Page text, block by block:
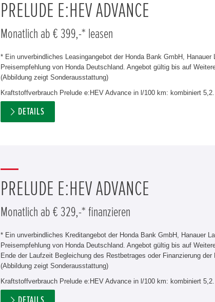
PRELUDE E:HEV ADVANCE
Monatlich ab € 399,-* leasen
* Ein unverbindliches Leasingangebot der Honda Bank GmbH,
Preisempfehlung von Honda Deutschland. Angebot gültig bis auf
(Abbildung zeigt Sonderausstattung)
Kraftstoffverbrauch Prelude e:HEV Advance in l/100 km: kombiniert
DETAILS
PRELUDE E:HEV ADVANCE
Monatlich ab € 329,-* finanzieren
* Ein unverbindliches Kreditangebot der Honda Bank GmbH, Hanauer
Preisempfehlung von Honda Deutschland. Angebot gültig bis auf
Ende der Laufzeit Begleichung des Restbetrages oder Finanzierung
(Abbildung zeigt Sonderausstattung)
Kraftstoffverbrauch Prelude e:HEV Advance in l/100 km: kombiniert